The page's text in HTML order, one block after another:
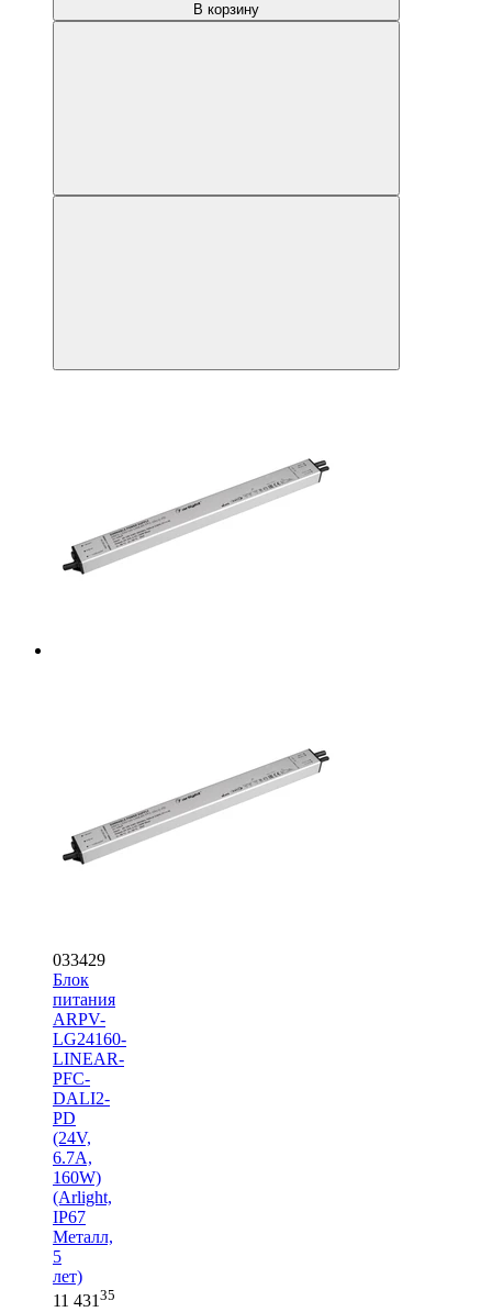
В корзину
033429
Блок
питания
ARPV-
LG24160-
LINEAR-
PFC-
DALI2-
PD
(24V,
6.7A,
160W)
(Arlight,
IP67
Металл,
5
лет)
11 43135